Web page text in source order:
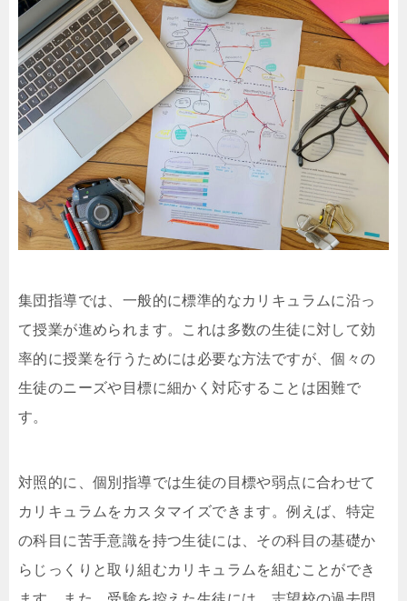
集団指導では、一般的に標準的なカリキュラムに沿っ
て授業が進められます。これは多数の生徒に対して効
率的に授業を行うためには必要な方法ですが、個々の
生徒のニーズや目標に細かく対応することは困難で
す。
対照的に、個別指導では生徒の目標や弱点に合わせて
カリキュラムをカスタマイズできます。例えば、特定
の科目に苦手意識を持つ生徒には、その科目の基礎か
らじっくりと取り組むカリキュラムを組むことができ